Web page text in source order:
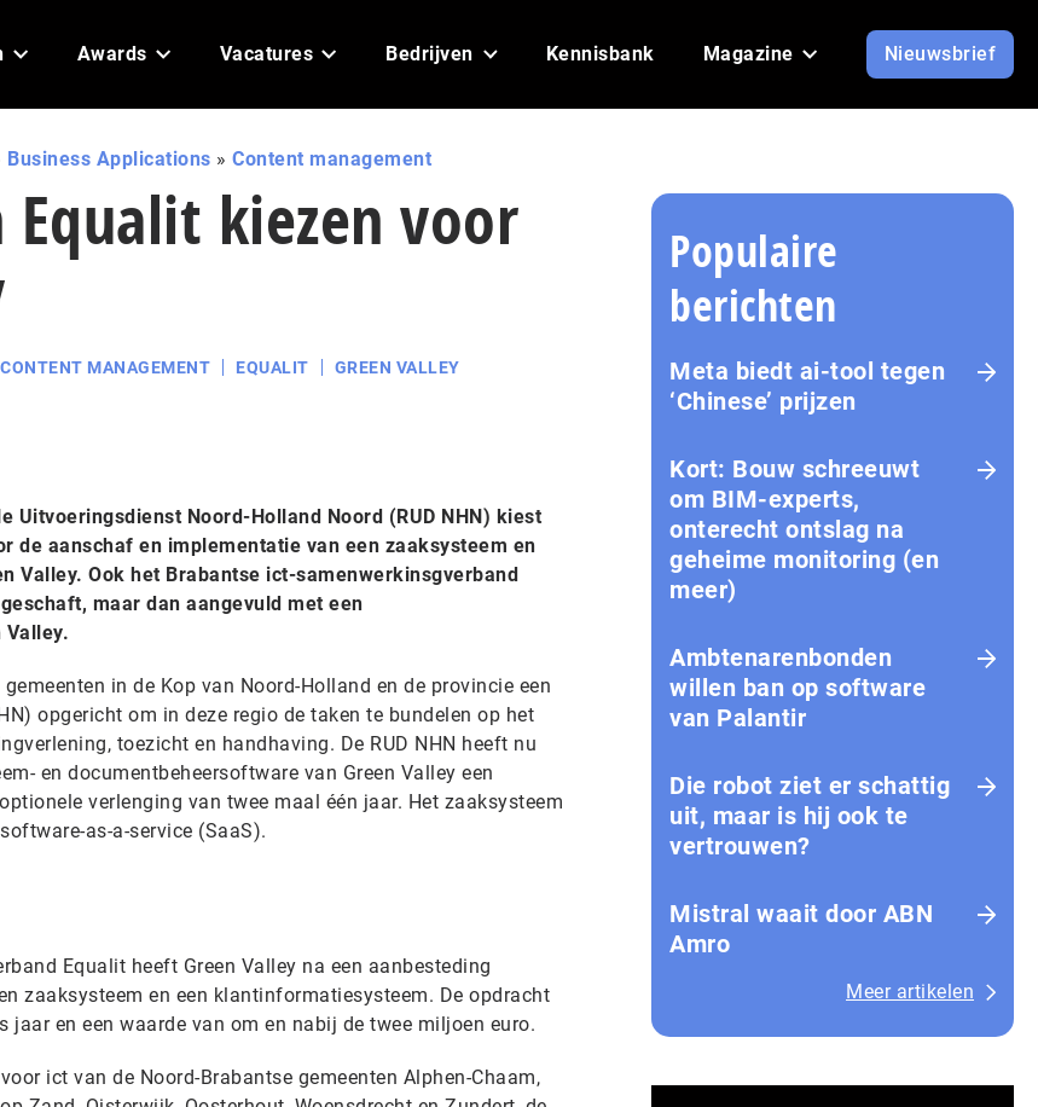
Awards Vacatures Bedrijven Kennisbank Magazine Nieuwsbrief
Business Applications » Content management
Equalit kiezen voor
CONTENT MANAGEMENT EQUALIT GREEN VALLEY
Uitvoeringsdienst Noord-Holland Noord (RUD NHN) kiest
de aanschaf en implementatie van een zaaksysteem en
Valley. Ook het Brabantse ict-samenwerkinsgverband
maar dan aangevuld met een
in de Kop van Noord-Holland en de provincie een
opgericht om in deze regio de taken te bundelen op het
toezicht en handhaving. De RUD NHN heeft nu
en documentbeheersoftware van Green Valley een
verlenging van twee maal één jaar. Het zaaksysteem
as-a-service (SaaS).
Equalit heeft Green Valley na een aanbesteding
zaaksysteem en een klantinformatiesysteem. De opdracht
en een waarde van om en nabij de twee miljoen euro.
ict van de Noord-Brabantse gemeenten Alphen-Chaam,
Populaire
berichten
Meta biedt ai-tool tegen
‘Chinese’ prijzen
Kort: Bouw schreeuwt
om BIM-experts,
onterecht ontslag na
geheime monitoring (en
meer)
Ambtenarenbonden
willen ban op software
van Palantir
Die robot ziet er schattig
uit, maar is hij ook te
vertrouwen?
Mistral waait door ABN
Amro
Meer artikelen